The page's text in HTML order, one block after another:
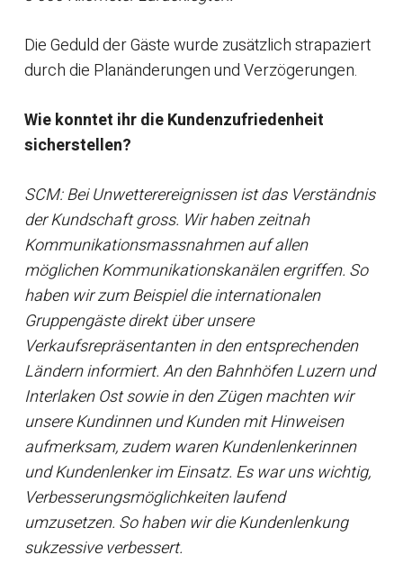
Die Geduld der Gäste wurde zusätzlich strapaziert
durch die Planänderungen und Verzögerungen.
Wie konntet ihr die Kundenzufriedenheit
sicherstellen?
SCM: Bei Unwetterereignissen ist das Verständnis
der Kundschaft gross. Wir haben zeitnah
Kommunikationsmassnahmen auf allen
möglichen Kommunikationskanälen ergriffen. So
haben wir zum Beispiel die internationalen
Gruppengäste direkt über unsere
Verkaufsrepräsentanten in den entsprechenden
Ländern informiert. An den Bahnhöfen Luzern und
Interlaken Ost sowie in den Zügen machten wir
unsere Kundinnen und Kunden mit Hinweisen
aufmerksam, zudem waren Kundenlenkerinnen
und Kundenlenker im Einsatz. Es war uns wichtig,
Verbesserungsmöglichkeiten laufend
umzusetzen. So haben wir die Kundenlenkung
sukzessive verbessert.